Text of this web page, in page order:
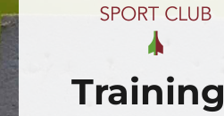
BBSC.ch
Training